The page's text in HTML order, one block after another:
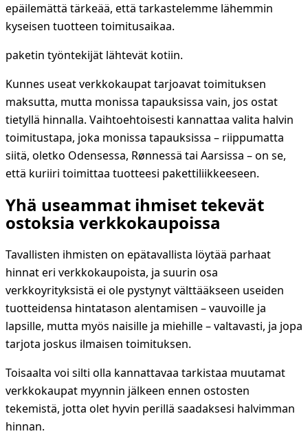
epäilemättä tärkeää, että tarkastelemme lähemmin
kyseisen tuotteen toimitusaikaa.
paketin työntekijät lähtevät kotiin.
Kunnes useat verkkokaupat tarjoavat toimituksen
maksutta, mutta monissa tapauksissa vain, jos ostat
tietyllä hinnalla. Vaihtoehtoisesti kannattaa valita halvin
toimitustapa, joka monissa tapauksissa – riippumatta
siitä, oletko Odensessa, Rønnessä tai Aarsissa – on se,
että kuriiri toimittaa tuotteesi pakettiliikkeeseen.
Yhä useammat ihmiset tekevät
ostoksia verkkokaupoissa
Tavallisten ihmisten on epätavallista löytää parhaat
hinnat eri verkkokaupoista, ja suurin osa
verkkoyrityksistä ei ole pystynyt välttääkseen useiden
tuotteidensa hintatason alentamisen – vauvoille ja
lapsille, mutta myös naisille ja miehille – valtavasti, ja jopa
tarjota joskus ilmaisen toimituksen.
Toisaalta voi silti olla kannattavaa tarkistaa muutamat
verkkokaupat myynnin jälkeen ennen ostosten
tekemistä, jotta olet hyvin perillä saadaksesi halvimman
hinnan.